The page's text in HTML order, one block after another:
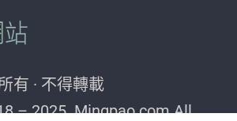
有 · 不得轉載
– 2025. Mingpao.com All